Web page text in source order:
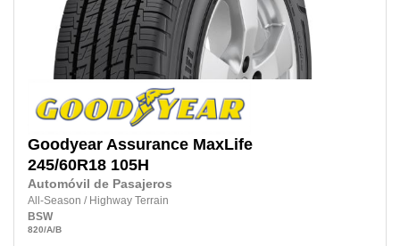
Goodyear Assurance MaxLife
245/60R18 105H
Automóvil de Pasajeros
All-Season / Highway Terrain
BSW
820/A/B